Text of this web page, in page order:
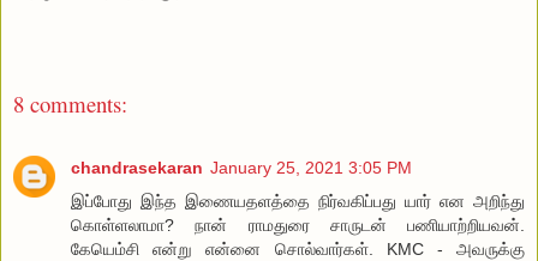
8 comments:
chandrasekaran January 25, 2021 3:05 PM
இப்போது இந்த இணையதளத்தை நிர்வகிப்பது யார் என அறிந்து
கொள்ளலாமா? நான் ராமதுரை சாருடன் பணியாற்றியவன்.
கேயெம்சி என்று என்னை சொல்வார்கள். KMC - அவருக்கு